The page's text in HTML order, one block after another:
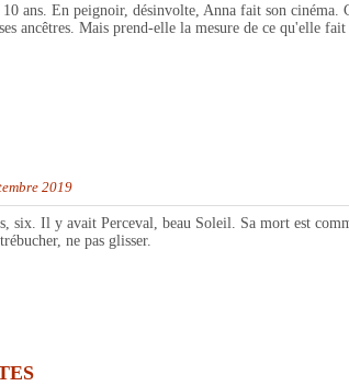
ans. En peignoir, désinvolte, Anna fait son
ancêtres. Mais prend-elle la mesure de ce qu'elle
2019
Il y avait Perceval, beau Soleil. Sa mort est
ne pas glisser.